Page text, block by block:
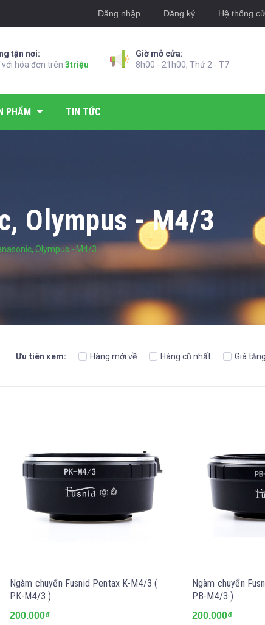
Đăng nhập Đăng ký Hệ thống
tận nơi:
với hóa đơn trên 3triệu
Giờ mở cửa:
8h00 - 21h00, Thứ 2 - T7
PHẨM TIN TỨC
Olympus - M4/3
Olympus - M4/3
Ưu tiên xem: Hàng mới về Hàng cũ nhất Giá
Ngàm chuyển Fusnid Pentax K-M4/3 (
PK-M4/3 )
200.000₫
Ngàm chuyển
PB-M4/3 )
200.000₫